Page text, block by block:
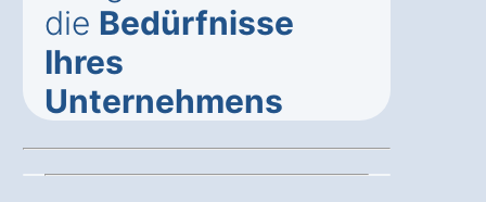
die Bedürfnisse
Ihres
Unternehmens